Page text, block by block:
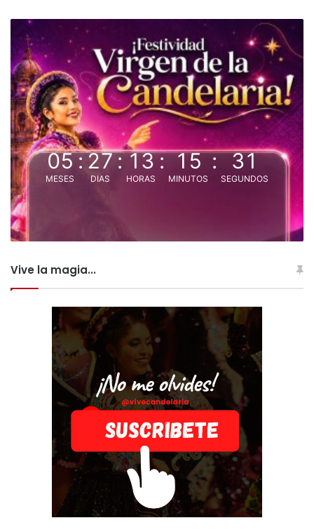
05
MESES
:27
DIAS
:13
HORAS
: 15
MINUTOS
: 31
SEGUNDOS
Vive la magia...